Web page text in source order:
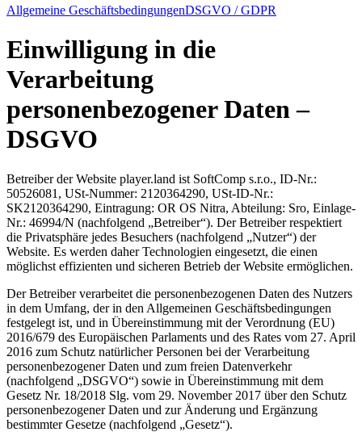
Allgemeine GeschäftsbedingungenDSGVO / GDPR
Einwilligung in die
Verarbeitung
personenbezogener Daten –
DSGVO
Betreiber der Website player.land ist SoftComp s.r.o., ID-Nr.:
50526081, USt-Nummer: 2120364290, USt-ID-Nr.:
SK2120364290, Eintragung: OR OS Nitra, Abteilung: Sro, Einlage-
Nr.: 46994/N (nachfolgend „Betreiber“). Der Betreiber respektiert
die Privatsphäre jedes Besuchers (nachfolgend „Nutzer“) der
Website. Es werden daher Technologien eingesetzt, die einen
möglichst effizienten und sicheren Betrieb der Website ermöglichen.
Der Betreiber verarbeitet die personenbezogenen Daten des Nutzers
in dem Umfang, der in den Allgemeinen Geschäftsbedingungen
festgelegt ist, und in Übereinstimmung mit der Verordnung (EU)
2016/679 des Europäischen Parlaments und des Rates vom 27. April
2016 zum Schutz natürlicher Personen bei der Verarbeitung
personenbezogener Daten und zum freien Datenverkehr
(nachfolgend „DSGVO“) sowie in Übereinstimmung mit dem
Gesetz Nr. 18/2018 Slg. vom 29. November 2017 über den Schutz
personenbezogener Daten und zur Änderung und Ergänzung
bestimmter Gesetze (nachfolgend „Gesetz“).